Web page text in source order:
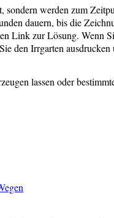
sondern werden zum
dauern, bis die
Link zur Lösung. Wenn
den Irrgarten
lassen oder